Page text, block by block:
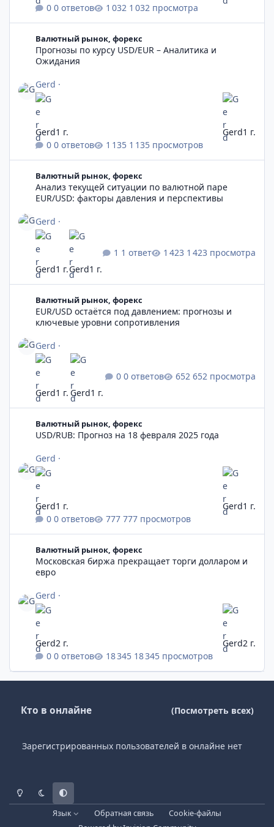
0 ответов 1 032 просмотра
Валютный рынок, форекс
Прогнозы по курсу USD/EUR – Аналитика и
Ожидания
Gerd ·
0 ответов 1 135 просмотров
Gerd1 г. Gerd1 г.
Валютный рынок, форекс
Анализ текущей ситуации по валютной паре
EUR/USD: факторы давления и перспективы
Gerd ·
1 ответ
1 423 просмотра
Gerd1 г.Gerd1 г.
Валютный рынок, форекс
EUR/USD остаётся под давлением: прогнозы и
ключевые уровни сопротивления
Gerd ·
0 ответов
652 просмотра
Gerd1 г. Gerd1 г.
Валютный рынок, форекс
USD/RUB: Прогноз на 18 февраля 2025 года
Gerd ·
0 ответов 777 просмотров
Gerd1 г. Gerd1 г.
Валютный рынок, форекс
Московская биржа прекращает торги долларом и
евро
Gerd ·
0 ответов 18 345 просмотров
Gerd2 г. Gerd2 г.
Кто в онлайне (Посмотреть всех)
Зарегистрированных пользователей в онлайне нет
Светлый режим
Темный режим
Системные предпочтения
Язык Обратная связь
Cookie-файлы